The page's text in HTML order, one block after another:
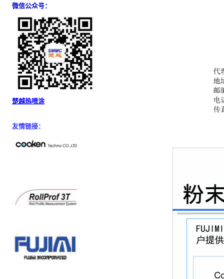
微信公众号：
楚越热喷涂
友情链接：